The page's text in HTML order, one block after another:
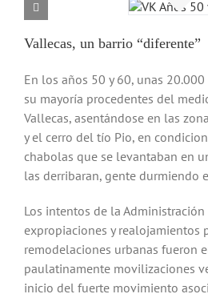
Vallecas, un barrio “diferente”
En los años 50 y 60, unas
su mayoría procedentes del
Vallecas, asentándose en las
y el cerro del tío Pio, en
chabolas que se levantaban en
las derribaran, gente durmiendo
Los intentos de la
expropiaciones y realojamientos
remodelaciones urbanas fueron
paulatinamente movilizaciones
inicio del fuerte movimiento